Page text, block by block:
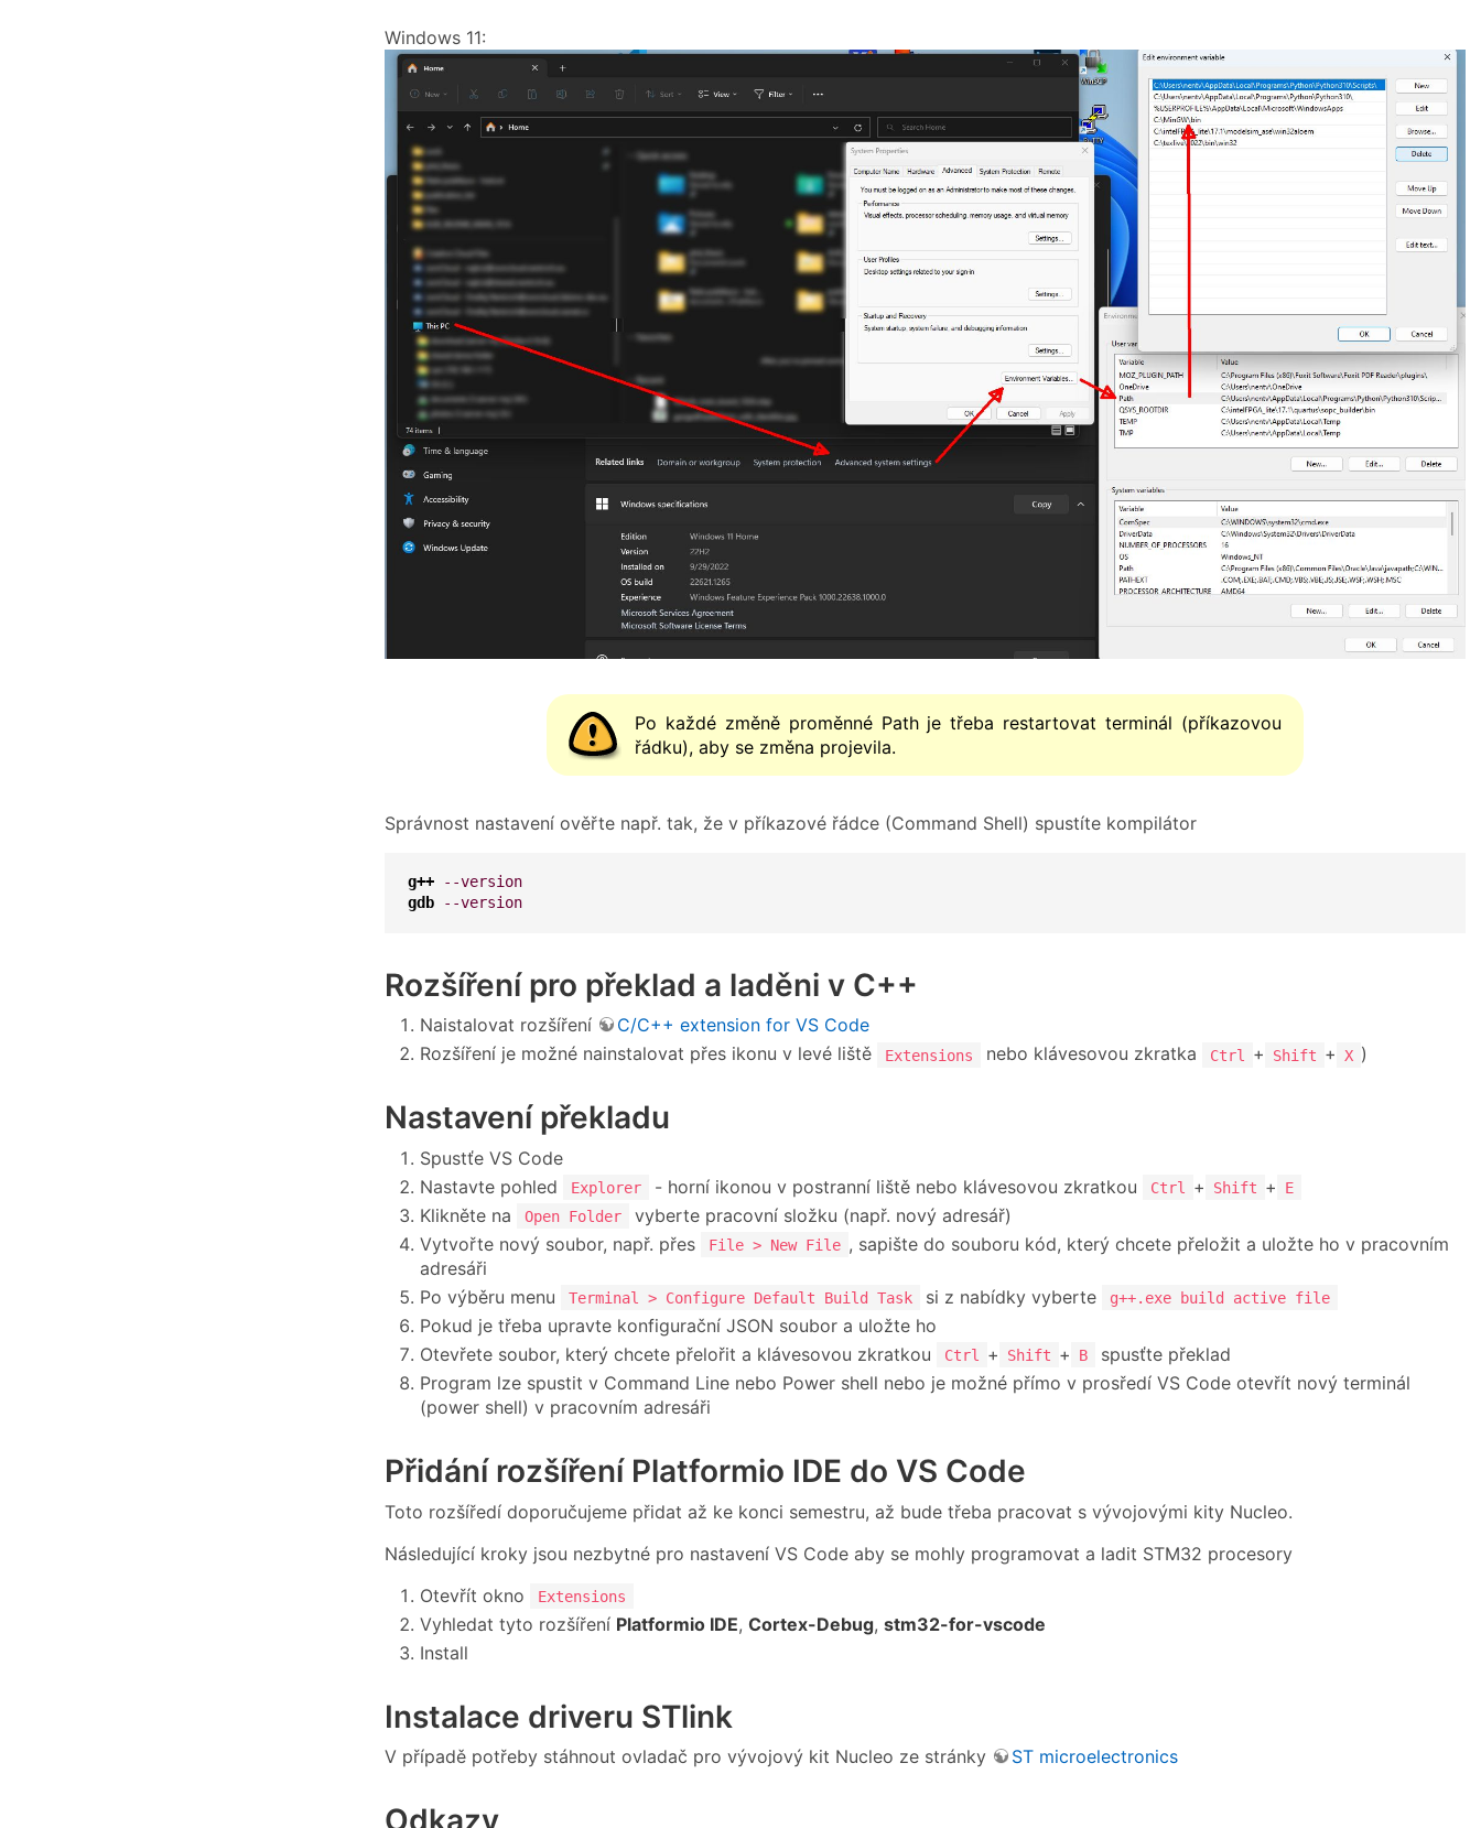
Windows 11:
Po každé změně proměnné Path je třeba restartovat terminál (příkazovou
řádku), aby se změna projevila.
Správnost nastavení ověřte např. tak, že v příkazové řádce (Command Shell) spustíte kompilátor
g++
--version
gdb
--version
Rozšíření pro překlad a laděni v C++
Naistalovat rozšíření
C/C++ extension for VS Code
Rozšíření je možné nainstalovat přes ikonu v levé liště
Extensions nebo klávesovou zkratka Ctrl + Shift + X )
Nastavení překladu
Spustťe VS Code
Nastavte pohled
Explorer - horní ikonou v postranní liště nebo klávesovou zkratkou Ctrl + Shift + E
Klikněte na Open Folder
vyberte pracovní složku (např. nový adresář)
Vytvořte nový soubor, např. přes
File > New File , sapište do souboru kód, který chcete přeložit a uložte ho v pracovním
adresáři
Po výběru menu
Terminal > Configure Default Build Task si z nabídky vyberte g++.exe build active file
Pokud je třeba upravte konfigurační JSON soubor a uložte ho
Otevřete soubor, který chcete přelořit a klávesovou zkratkou
Ctrl + Shift + B
spusťte překlad
Program lze spustit v Command Line nebo Power shell nebo je možné přímo v prosředí VS Code otevřít nový terminál
(power shell) v pracovním adresáři
Přidání rozšíření Platformio IDE do VS Code
Toto rozšíředí doporučujeme přidat až ke konci semestru, až bude třeba pracovat s vývojovými kity Nucleo.
Následující kroky jsou nezbytné pro nastavení VS Code aby se mohly programovat a ladit STM32 procesory
Otevřít okno
Extensions
Vyhledat tyto rozšíření Platformio IDE, Cortex-Debug, stm32-for-vscode
Install
Instalace driveru STlink
V případě potřeby stáhnout ovladač pro vývojový kit Nucleo ze stránky ST microelectronics
Odkazy